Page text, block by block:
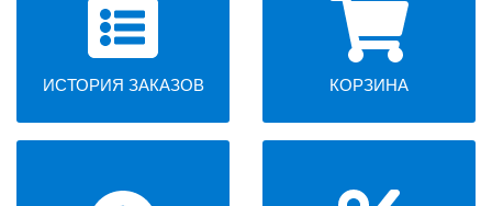
ИСТОРИЯ ЗАКАЗОВ КОРЗИНА